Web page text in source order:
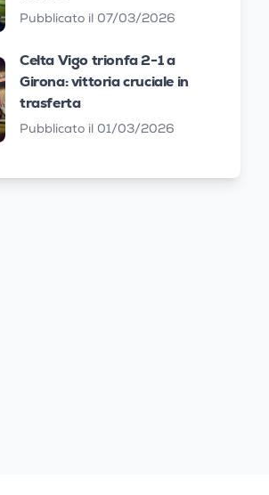
Pubblicato il 07/03/2026
Celta Vigo trionfa 2-1 a
Girona: vittoria cruciale in
trasferta
Pubblicato il 01/03/2026